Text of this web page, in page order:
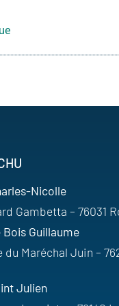
Nicolle
Gambetta – 76031
Guillaume
du Maréchal Juin –
Julien